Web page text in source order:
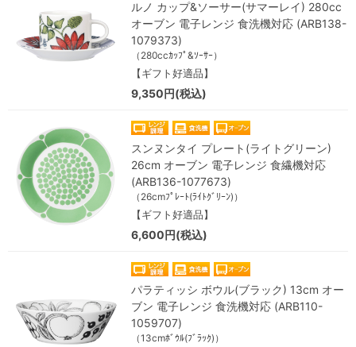
ルノ カップ&ソーサー(サマーレイ) 280cc
オーブン 電子レンジ 食洗機対応 (ARB138-
1079373)
（280ccｶｯﾌﾟ&ｿｰｻｰ）
【ギフト好適品】
9,350円(税込)
スンヌンタイ プレート(ライトグリーン)
26cm オーブン 電子レンジ 食繊機対応
(ARB136-1077673)
（26cmﾌﾟﾚｰﾄ(ﾗｲﾄｸﾞﾘｰﾝ)）
【ギフト好適品】
6,600円(税込)
パラティッシ ボウル(ブラック) 13cm オー
ブン 電子レンジ 食洗機対応 (ARB110-
1059707)
（13cmﾎﾞｳﾙ(ﾌﾞﾗｯｸ)）